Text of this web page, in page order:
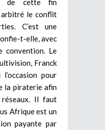
arbitré le conflit
C’est une
t-elle, avec
convention. Le
Franck
pour
la piraterie afin
réseaux. Il faut
Afrique est un
payante par